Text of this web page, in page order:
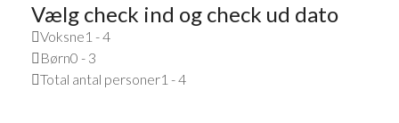
Vælg check ind og check ud dato
Voksne1 - 4
Børn0 - 3
Total antal personer1 - 4